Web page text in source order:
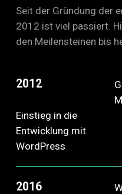
Seit der Gründung der
2012 ist viel passiert.
den Meilensteinen bis
2012
Einstieg in die
Entwicklung mit
WordPress
2016